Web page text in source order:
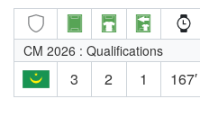
CM 2026 : Qualifications
3 2 1 167′